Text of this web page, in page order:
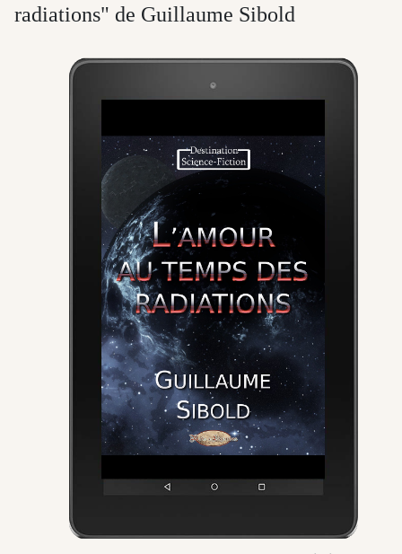
radiations" de Guillaume Sibold